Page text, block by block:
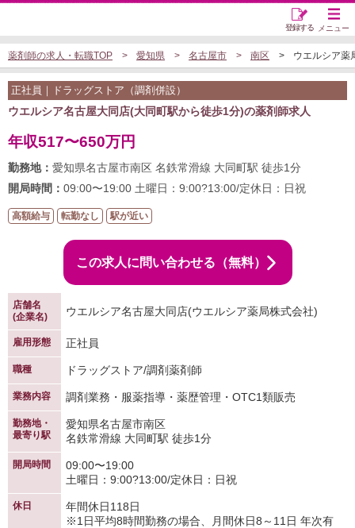
メニュー
登録する
薬剤師の求人・転職TOP 愛知県 名古屋市 南区 ウエルシア薬
正社員｜ドラッグストア（調剤併設）
ウエルシア名古屋大同店(大同町駅から徒歩1分)の薬剤師求人
年収517〜650万円
勤務地： 愛知県名古屋市南区 名鉄常滑線 大同町駅 徒歩1分
開局時間： 09:00〜19:00 土曜日：9:00?13:00/定休日：日祝
高額給与 転勤なし 駅が近い
この求人に問い合わせる（無料）
店舗名
(企業名)
ウエルシア名古屋大同店(ウエルシア薬局株式会社)
雇用形態 正社員
職種 ドラッグストア/調剤薬剤師
業務内容 調剤業務・服薬指導・薬歴管理・OTC1類販売
勤務地・
最寄り駅
愛知県名古屋市南区
名鉄常滑線 大同町駅 徒歩1分
開局時間
09:00〜19:00
土曜日：9:00?13:00/定休日：日祝
休日
年間休日118日
※1日平均8時間勤務の場合、月間休日8～11日 年次有